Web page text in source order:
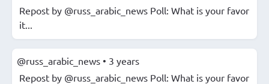
Repost by @russ_arabic_news Poll: What is your favor
it...
@russ_arabic_news • 3 years
Repost by @russ_arabic_news Poll: What is your favor